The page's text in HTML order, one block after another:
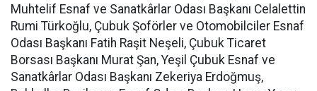
Muhtelif Esnaf ve Sanatkârlar Odası Başkanı Celalettin
Rumi Türkoğlu, Çubuk Şoförler ve Otomobilciler Esnaf
Odası Başkanı Fatih Raşit Neşeli, Çubuk Ticaret
Borsası Başkanı Murat Şan, Yeşil Çubuk Esnaf ve
Sanatkârlar Odası Başkanı Zekeriya Erdoğmuş,